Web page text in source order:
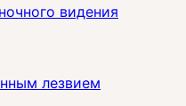
видения
лезвием